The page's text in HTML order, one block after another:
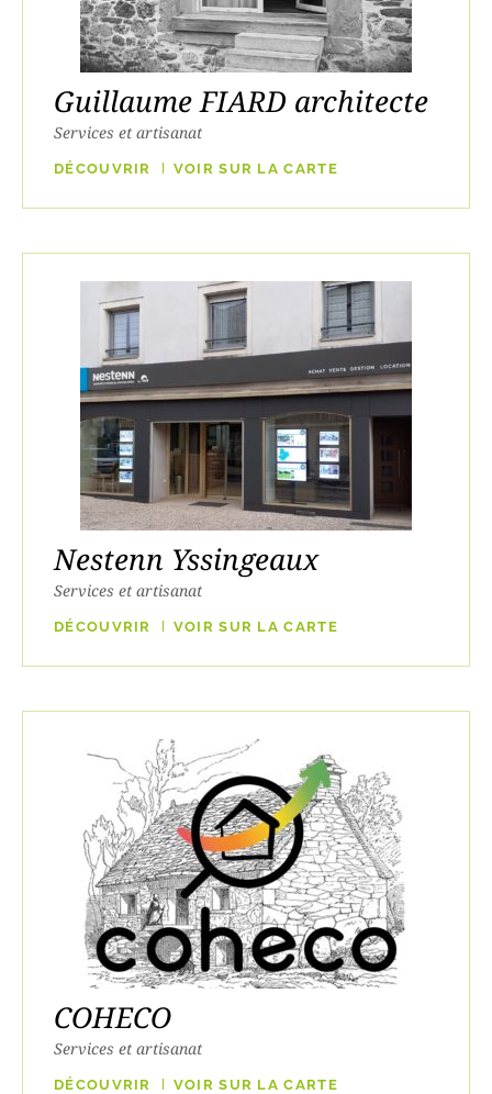
Guillaume FIARD architecte
Services et artisanat
DÉCOUVRIR VOIR SUR LA CARTE
Nestenn Yssingeaux
Services et artisanat
DÉCOUVRIR VOIR SUR LA CARTE
COHECO
Services et artisanat
DÉCOUVRIR VOIR SUR LA CARTE